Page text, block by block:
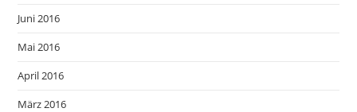
Juni 2016
Mai 2016
April 2016
März 2016